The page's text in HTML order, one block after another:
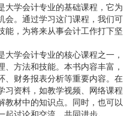
大学会计专业的基础课程，它为
会。通过学习这门课程，我们可
能，为将来从事会计工作打下坚
大学会计专业的核心课程之一，
方法和技能。本书内容丰富，
、财务报表分析等重要内容。在
习资料，如教学视频、网络课程
教材中的知识点。同时，也可以
讨论和交流，共同进步。